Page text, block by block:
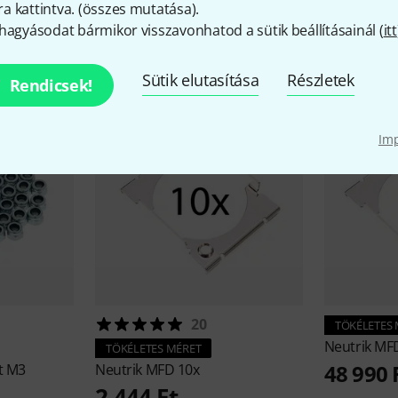
kattintva. (összes mutatása).
bármikor visszavonhatod a sütik beállításainál (itt
Rendicsek! Sütik elutasítása Részletek
és hozzáillő
M3
20
TÖKÉLETES MÉRET
Neutrik MFD 10x
TÖKÉLETES
Neutrik
48 990